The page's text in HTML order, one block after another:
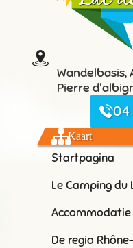
Wandelbasis,
Pierre
04
Kaart
Startpagina
Le Camping du
De regio